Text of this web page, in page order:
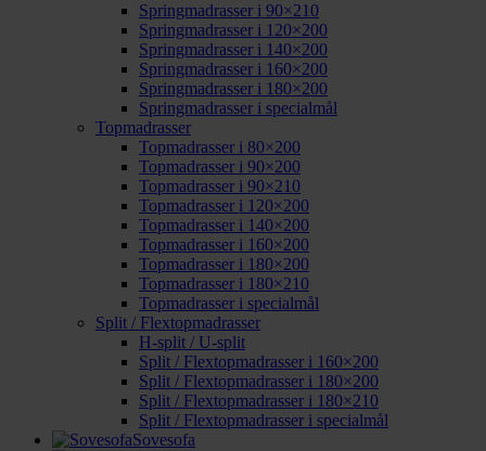
Springmadrasser i 90×210
Springmadrasser i 120×200
Springmadrasser i 140×200
Springmadrasser i 160×200
Springmadrasser i 180×200
Springmadrasser i specialmål
Topmadrasser
Topmadrasser i 80×200
Topmadrasser i 90×200
Topmadrasser i 90×210
Topmadrasser i 120×200
Topmadrasser i 140×200
Topmadrasser i 160×200
Topmadrasser i 180×200
Topmadrasser i 180×210
Topmadrasser i specialmål
Split / Flextopmadrasser
H-split / U-split
Split / Flextopmadrasser i 160×200
Split / Flextopmadrasser i 180×200
Split / Flextopmadrasser i 180×210
Split / Flextopmadrasser i specialmål
Sovesofa